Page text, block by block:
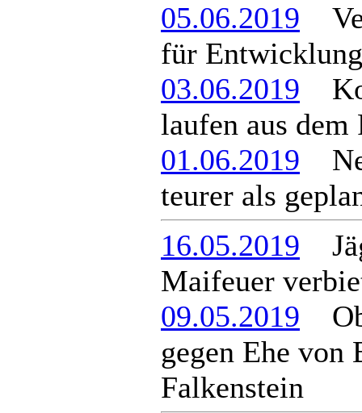
05.06.2019
für
03.06.2019
laufen aus dem
01.06.2019
teurer als
16.05.2019
Maifeuer
09.05.2019
gegen Ehe von
Falkenstein